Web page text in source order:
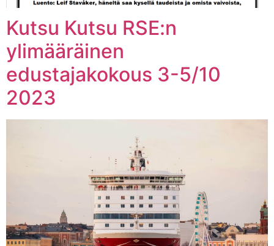
Kutsu Kutsu RSE:n
ylimääräinen
edustajakokous 3-5/10
2023